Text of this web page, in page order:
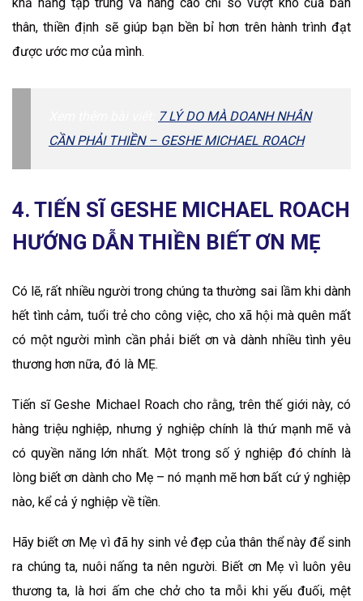
thân, thiền định sẽ giúp bạn bền bỉ hơn trên hành trình đạt
được ước mơ của mình.
7 LÝ DO MÀ DOANH NHÂN
CẦN PHẢI THIỀN – GESHE MICHAEL ROACH
4. TIẾN SĨ GESHE MICHAEL ROACH
HƯỚNG DẪN THIỀN BIẾT ƠN MẸ
Có lẽ, rất nhiều người trong chúng ta thường sai lầm khi dành
hết tình cảm, tuổi trẻ cho công việc, cho xã hội mà quên mất
có một người mình cần phải biết ơn và dành nhiều tình yêu
thương hơn nữa, đó là MẸ.
Tiến sĩ Geshe Michael Roach cho rằng, trên thế giới này, có
hàng triệu nghiệp, nhưng ý nghiệp chính là thứ mạnh mẽ và
có quyền năng lớn nhất. Một trong số ý nghiệp đó chính là
lòng biết ơn dành cho Mẹ – nó mạnh mẽ hơn bất cứ ý nghiệp
nào, kể cả ý nghiệp về tiền.
Hãy biết ơn Mẹ vì đã hy sinh vẻ đẹp của thân thể này để sinh
ra chúng ta, nuôi nấng ta nên người. Biết ơn Mẹ vì luôn yêu
thương ta, là hơi ấm che chở cho ta mỗi khi yếu đuối, mệt